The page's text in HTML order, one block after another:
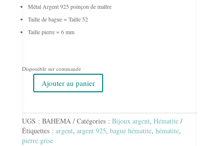
Métal Argent 925 poinçon de maître
Taille de bague = Taille 52
Taille pierre = 6 mm
Disponible sur commande
ARGENT
HÉMATITE
Ajouter au panier
UGS : BAHEMA Catégories : Bijoux argent, Hématite
Étiquettes : argent, argent 925, bague hématite, hématite,
pierre grise